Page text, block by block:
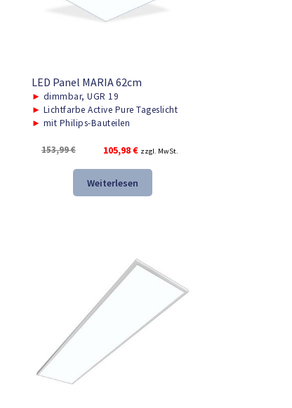
LED Panel MARIA 62cm
► dimmbar, UGR 19
► Lichtfarbe Active Pure Tageslicht
► mit Philips-Bauteilen
153,99€
Ursprünglicher
war:
153,99 €
105,98€Aktueller
105,98 €.
zzgl. MwSt.
Weiterlesen